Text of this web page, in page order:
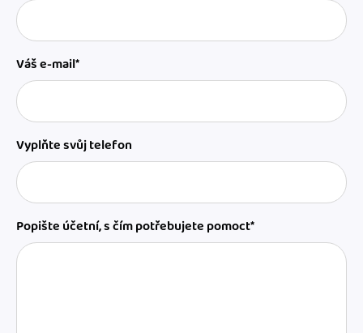
Váš e-mail*
Vyplňte svůj telefon
Popište účetní, s čím potřebujete pomoct*